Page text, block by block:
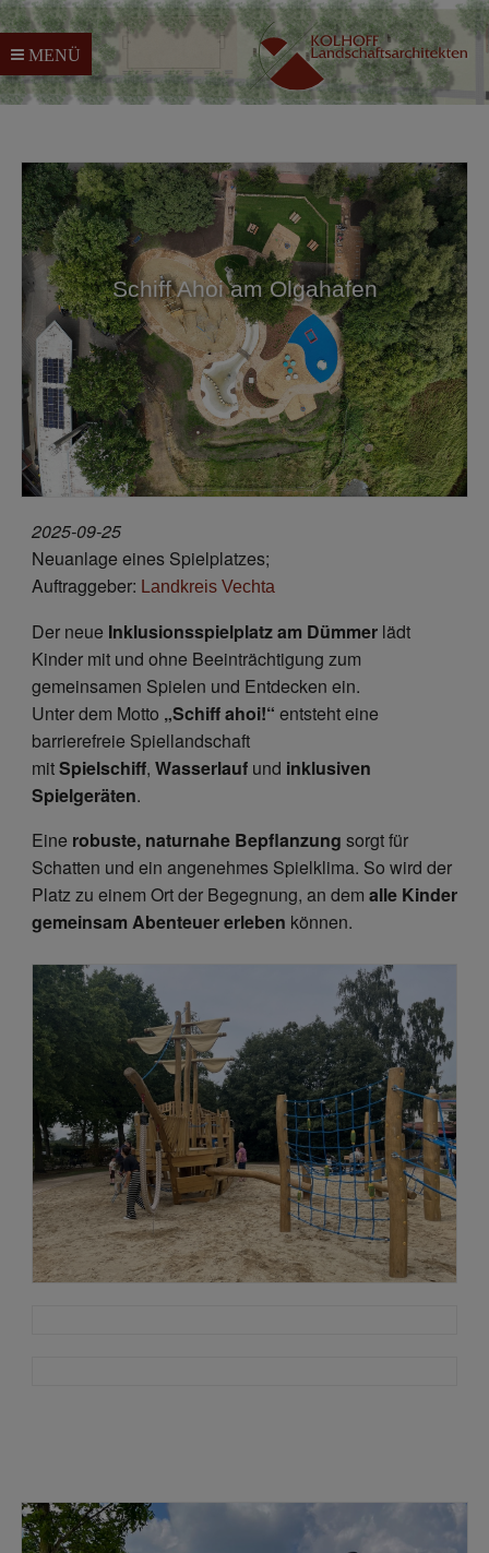
MENÜ
2025-09-25
Neuanlage eines Spielplatzes;
Auftraggeber: Landkreis Vechta
Der neue Inklusionsspielplatz am Dümmerlädt
Kinder mit und ohne Beeinträchtigung zum
gemeinsamen Spielen und Entdecken ein.
Unter dem Motto „Schiff ahoi!“ entsteht eine
barrierefreie Spiellandschaft
mitSpielschiff, Wasserlaufund inklusiven
Spielgeräten.
Eine robuste, naturnahe Bepflanzung sorgt für
Schatten und ein angenehmes Spielklima. So wird der
Platz zu einem Ort der Begegnung, an dem alle Kinder
gemeinsam Abenteuer erleben können.
Schiff Ahoi am Olgahafen